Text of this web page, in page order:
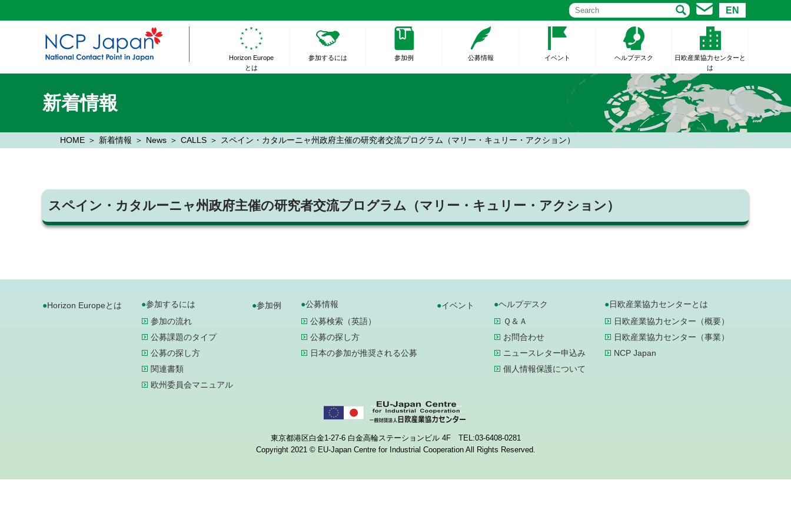
EN
Horizon Europe
とは
参加するには 参加例 公募情報 イベント ヘルプデスク
日欧産業協力センターと
は
新着情報
HOME 新着情報 News CALLS スペイン・カタルーニャ州政府主催の研究者交流プログラム（マリー・キュリー・アクション）
スペイン・カタルーニャ州政府主催の研究者交流プログラム（マリー・キュリー・アクション）
Horizon Europeとは
参加するには
参加の流れ
公募課題のタイプ
公募の探し方
関連書類
欧州委員会マニュアル
参加例
公募情報
公募検索（英語）
公募の探し方
日本の参加が推奨される公募
イベント
ヘルプデスク
Ｑ＆Ａ
お問合わせ
ニュースレター申込み
個人情報保護について
日欧産業協力センターとは
日欧産業協力センター（概要）
日欧産業協力センター（事業）
NCP Japan
東京都港区白金1-27-6 白金高輪ステーションビル 4F TEL:03-6408-0281
Copyright 2021 © EU-Japan Centre for Industrial Cooperation All Rights Reserved.